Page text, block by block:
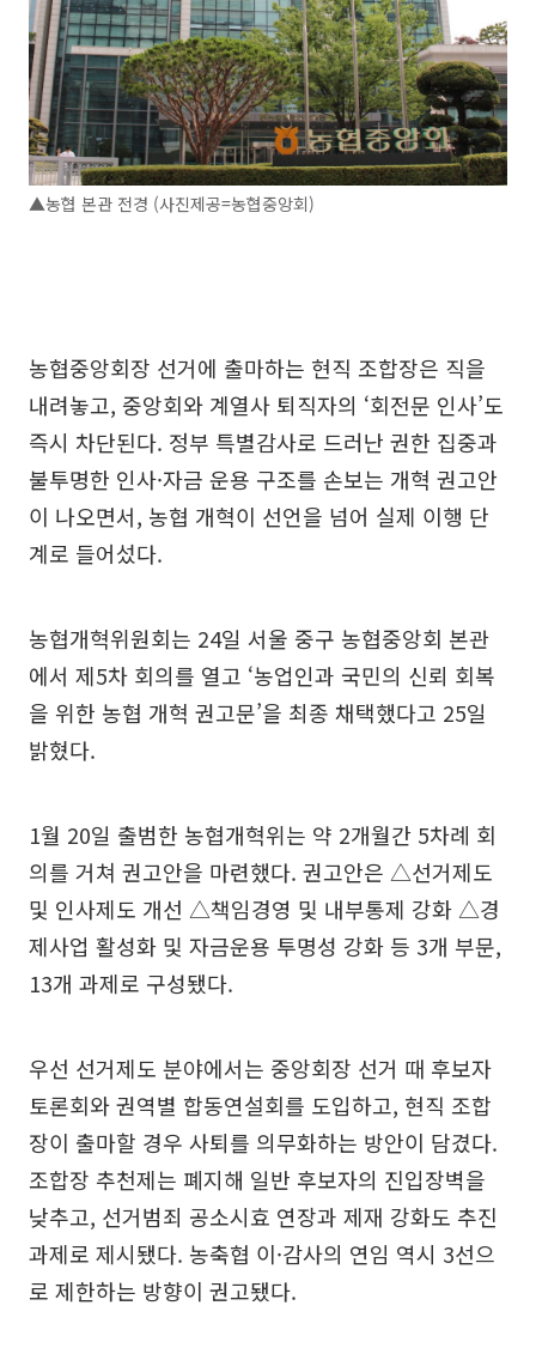
▲농협 본관 전경 (사진제공=농협중앙회)
농협중앙회장 선거에 출마하는 현직 조합장은 직을
내려놓고, 중앙회와 계열사 퇴직자의 ‘회전문 인사’도
즉시 차단된다. 정부 특별감사로 드러난 권한 집중과
불투명한 인사·자금 운용 구조를 손보는 개혁 권고안
이 나오면서, 농협 개혁이 선언을 넘어 실제 이행 단
계로 들어섰다.
농협개혁위원회는 24일 서울 중구 농협중앙회 본관
에서 제5차 회의를 열고 ‘농업인과 국민의 신뢰 회복
을 위한 농협 개혁 권고문’을 최종 채택했다고 25일
밝혔다.
1월 20일 출범한 농협개혁위는 약 2개월간 5차례 회
의를 거쳐 권고안을 마련했다. 권고안은 △선거제도
및 인사제도 개선 △책임경영 및 내부통제 강화 △경
제사업 활성화 및 자금운용 투명성 강화 등 3개 부문,
13개 과제로 구성됐다.
우선 선거제도 분야에서는 중앙회장 선거 때 후보자
토론회와 권역별 합동연설회를 도입하고, 현직 조합
장이 출마할 경우 사퇴를 의무화하는 방안이 담겼다.
조합장 추천제는 폐지해 일반 후보자의 진입장벽을
낮추고, 선거범죄 공소시효 연장과 제재 강화도 추진
과제로 제시됐다. 농축협 이·감사의 연임 역시 3선으
로 제한하는 방향이 권고됐다.